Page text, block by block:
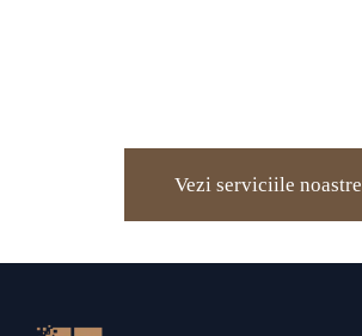
Vezi serviciile noastre